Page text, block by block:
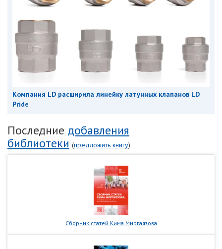
Компания LD расширила линейку латунных клапанов LD
Pride
Последние добавления
библиотеки (предложить книгу)
Сборник статей Кима Миргаязова